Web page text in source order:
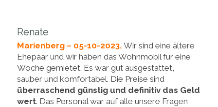
Renate
Marienberg – 05-10-2023. Wir sind eine ältere
Ehepaar und wir haben das Wohnmobil für eine
Woche gemietet. Es war gut ausgestattet,
sauber und komfortabel. Die Preise sind
überraschend günstig und definitiv das Geld
wert. Das Personal war auf alle unsere Fragen